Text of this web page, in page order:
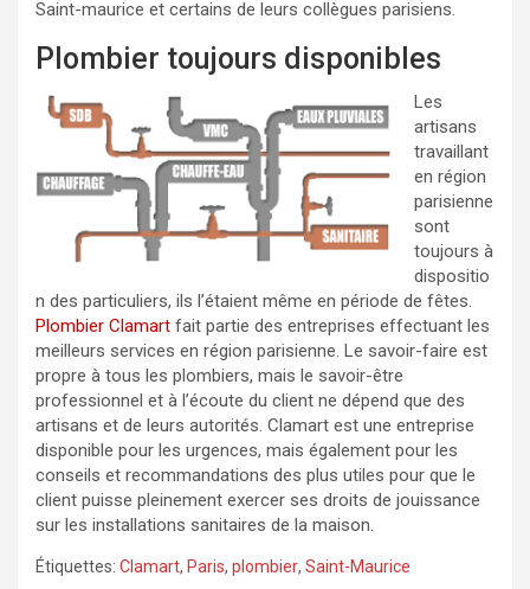
Saint-maurice et certains de leurs collègues parisiens.
Plombier toujours disponibles
Les
artisans
travaillant
en région
parisienne
sont
toujours à
dispositio
n des particuliers, ils l’étaient même en période de fêtes.
Plombier Clamart fait partie des entreprises effectuant les
meilleurs services en région parisienne. Le savoir-faire est
propre à tous les plombiers, mais le savoir-être
professionnel et à l’écoute du client ne dépend que des
artisans et de leurs autorités. Clamart est une entreprise
disponible pour les urgences, mais également pour les
conseils et recommandations des plus utiles pour que le
client puisse pleinement exercer ses droits de jouissance
sur les installations sanitaires de la maison.
Étiquettes: Clamart, Paris, plombier, Saint-Maurice